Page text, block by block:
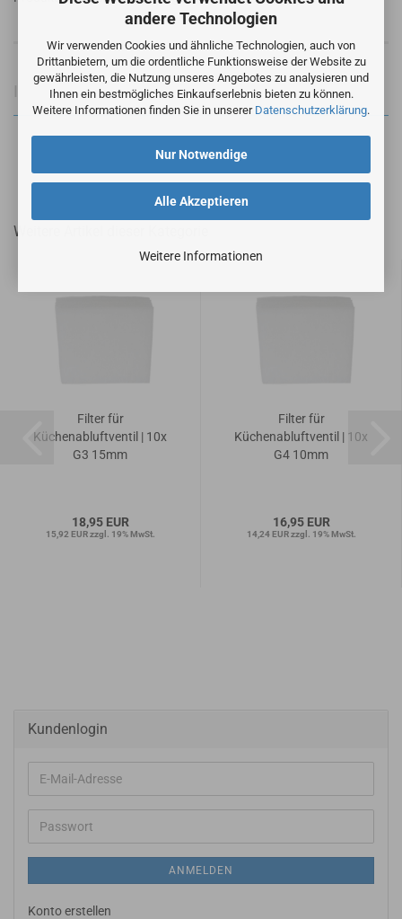
andere Technologien
Wir verwenden Cookies und ähnliche Technologien, auch von
Drittanbietern, um die ordentliche Funktionsweise der Website zu
gewährleisten, die Nutzung unseres Angebotes zu analysieren und
Ihnen ein bestmögliches Einkaufserlebnis bieten zu können.
Weitere Informationen finden Sie in unserer Datenschutzerklärung.
Alle Akzeptieren
Nur Notwendige
Weitere Informationen
Informationen zur Produktsicherheit
Weitere Artikel dieser Kategorie
Filter für
Küchenabluftventil | 10x
G3 15mm
18,95 EUR
15,92 EUR zzgl. 19% MwSt.
Filter für
Küchenabluftventil | 10x
G4 10mm
16,95 EUR
14,24 EUR zzgl. 19% MwSt.
Kundenlogin
E-
Mail-
Adresse
Passwort
ANMELDEN
Konto erstellen